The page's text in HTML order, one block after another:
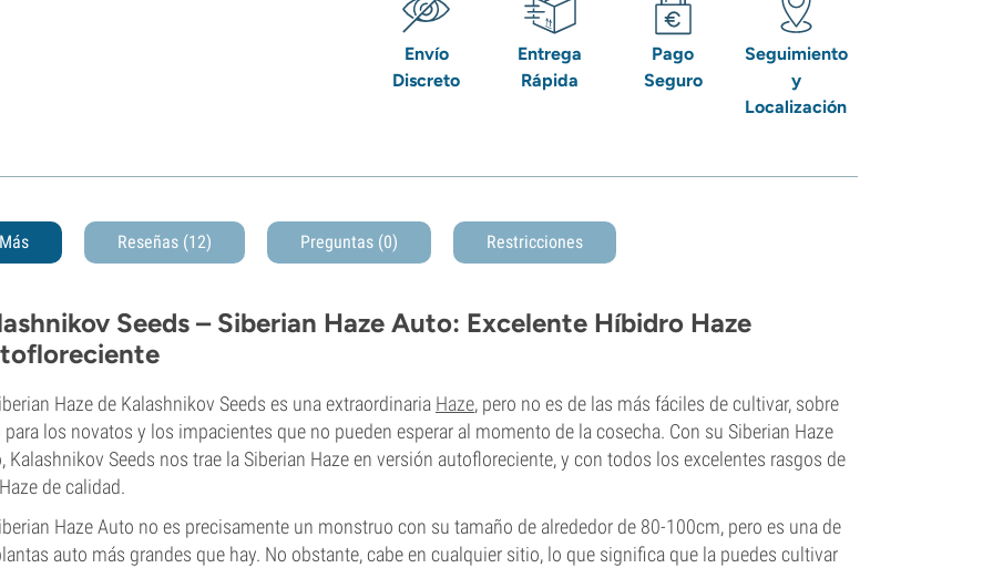
Envío
Discreto
Entrega
Rápida
Pago
Seguro
Seguimiento
y
Localización
Más Reseñas (12) Preguntas (0) Restricciones
Seeds – Siberian Haze Auto: Excelente Híbidro Haze
Haze de Kalashnikov Seeds es una extraordinaria Haze, pero no es de las más fáciles de cultivar, sobre
los novatos y los impacientes que no pueden esperar al momento de la cosecha. Con su Siberian Haze
Kalashnikov Seeds nos trae la Siberian Haze en versión autofloreciente, y con todos los excelentes rasgos de
de calidad.
Haze Auto no es precisamente un monstruo con su tamaño de alrededor de 80-100cm, pero es una de
auto más grandes que hay. No obstante, cabe en cualquier sitio, lo que significa que la puedes cultivar